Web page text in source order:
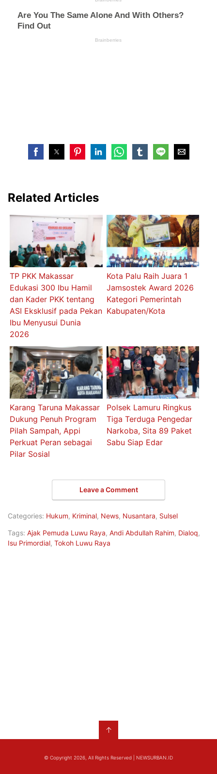
Related Articles
TP PKK Makassar
Edukasi 300 Ibu Hamil
dan Kader PKK tentang
ASI Eksklusif pada Pekan
Ibu Menyusui Dunia
2026
Kota Palu Raih Juara 1
Jamsostek Award 2026
Kategori Pemerintah
Kabupaten/Kota
Karang Taruna Makassar
Dukung Penuh Program
Pilah Sampah, Appi
Perkuat Peran sebagai
Pilar Sosial
Polsek Lamuru Ringkus
Tiga Terduga Pengedar
Narkoba, Sita 89 Paket
Sabu Siap Edar
Leave a Comment
Categories: Hukum, Kriminal, News, Nusantara, Sulsel
Tags: Ajak Pemuda Luwu Raya, Andi Abdullah Rahim, Dialoq,
Isu Primordial, Tokoh Luwu Raya
↑
© Copyright 2026, All Rights Reserved | NEWSURBAN.ID